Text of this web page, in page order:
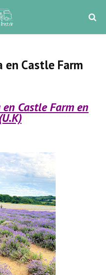
en Castle Farm
Castle Farm en